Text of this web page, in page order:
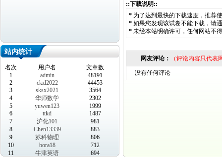
站内统计
名次 用户名
文章数
1
admin
48191
2
ckzl2022
44453
3
sksx2021
3564
4
华师数学
2302
5
yuwen123
1999
6
ttkd
1487
7
沪化101
981
8
Chen13339
883
9
苏科物理
806
10
bora18
712
11
牛津英语
694
::下载说明::
* 为了达到最快的下载速度，推荐
* 如果您发现该试卷不能下载，请
* 未经本站明确许可，任何网站不
网友评论： （评论内容只代
没有任何评论